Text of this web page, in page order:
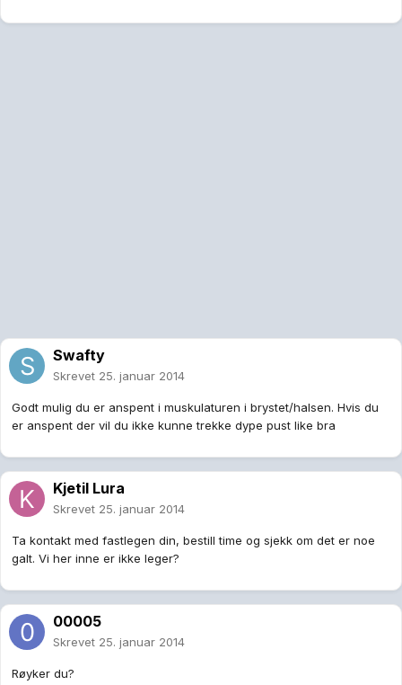
Swafty
Skrevet 25. januar 2014
Godt mulig du er anspent i muskulaturen i brystet/halsen. Hvis du
er anspent der vil du ikke kunne trekke dype pust like bra
Kjetil Lura
Skrevet 25. januar 2014
Ta kontakt med fastlegen din, bestill time og sjekk om det er noe
galt. Vi her inne er ikke leger?
00005
Skrevet 25. januar 2014
Røyker du?